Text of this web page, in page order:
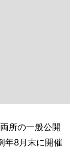
所の一般公開
年8月末に開催